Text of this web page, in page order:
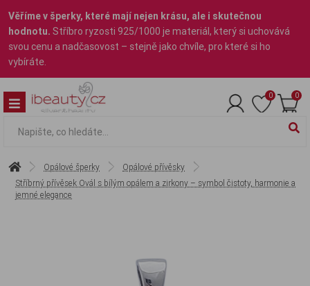
Věříme v šperky, které mají nejen krásu, ale i skutečnou
hodnotu. Stříbro ryzosti 925/1000 je materiál, který si uchovává
svou cenu a nadčasovost – stejně jako chvíle, pro které si ho
vybíráte.
0 0
Opálové šperky
Opálové přívěsky
Stříbrný přívěsek Ovál s bílým opálem a zirkony – symbol čistoty, harmonie a
jemné elegance